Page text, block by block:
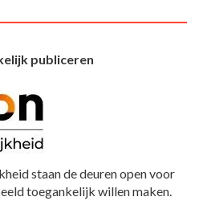
publiceren
staan de deuren open voor
toegankelijk willen maken.